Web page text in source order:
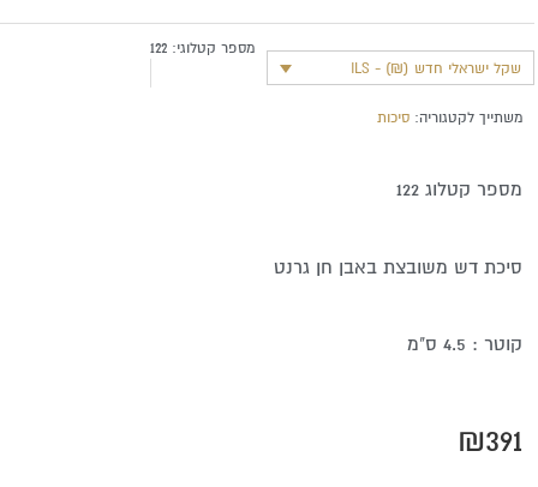
שקל ישראלי חדש (₪) - ILS
מספר קטלוגי:122
משתייך לקטגוריה: סיכות
מספר קטלוג 122
סיכת דש משובצת באבן חן גרנט
קוטר : 4.5 ס"מ
₪391